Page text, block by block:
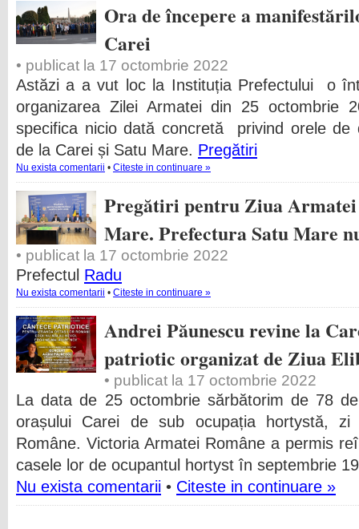
Ora de începere a
Carei
• publicat la 17 octombrie 2022
Astăzi a a vut loc la Instituția Prefectului o
organizarea Zilei Armatei din 25 octombrie
specifica nicio dată concretă privind orele de
de la Carei și Satu Mare. Pregătiri
Nu exista comentarii • Citeste in continuare »
Pregătiri pentru Ziua Armatei
Mare. Prefectura Satu Mare
• publicat la 17 octombrie 2022
Prefectul Radu
Nu exista comentarii • Citeste in continuare »
Andrei Păunescu revine la
patriotic organizat de Ziua
• publicat la 17 octombrie 2022
La data de 25 octombrie sărbătorim de 78
orașului Carei de sub ocupația hortystă, zi
Române. Victoria Armatei Române a permis
casele lor de ocupantul hortyst în septembrie
Nu exista comentarii • Citeste in continuare »